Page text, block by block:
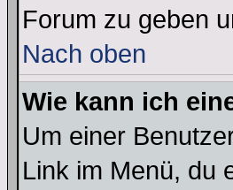
Forum zu geben
Nach oben
Wie kann ich
Um einer
Link im Menü, du